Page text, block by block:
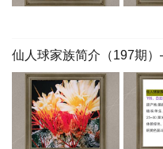
仙人球家族简介（197期